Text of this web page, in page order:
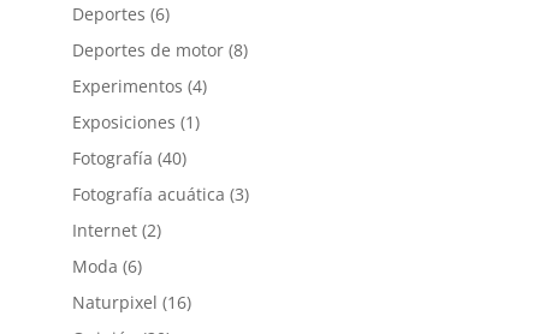
Deportes (6)
Deportes de motor(8)
Experimentos (4)
Exposiciones (1)
Fotografía (40)
Fotografía acuática (3)
Internet(2)
Moda (6)
Naturpixel (16)